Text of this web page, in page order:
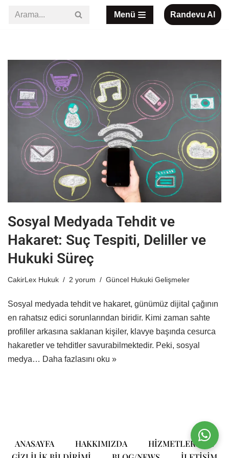
Menü Randevu Al
Sosyal Medyada Tehdit ve
Hakaret: Suç Tespiti, Deliller ve
Hukuki Süreç
CakirLex Hukuk 2 yorum Güncel Hukuki Gelişmeler
Sosyal medyada tehdit ve hakaret, günümüz dijital çağının
en rahatsız edici sorunlarından biridir. Kimi zaman sahte
profiller arkasına saklanan kişiler, klavye başında cesurca
hakaretler ve tehditler savurabilmektedir. Peki, sosyal
medya… Daha fazlasını oku »
ANASAYFA HAKKIMIZDA
HIZMETLERIMIZ